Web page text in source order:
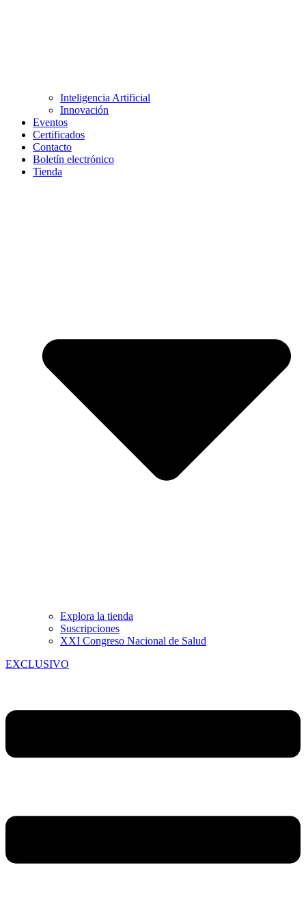
Inteligencia Artificial
Innovación
Eventos
Certificados
Contacto
Boletín electrónico
Tienda
Explora la tienda
Suscripciones
XXI Congreso Nacional de Salud
EXCLUSIVO